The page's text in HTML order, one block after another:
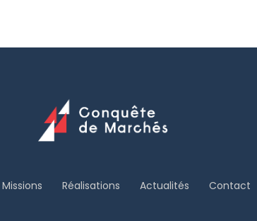
Missions Réalisations Actualités Contact